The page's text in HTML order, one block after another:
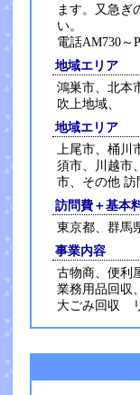
ます。又急ぎ
い。
電話AM730
地域エリア
鴻巣市、北本
吹上地域、
地域エリア
上尾市、桶川
須市、川越市
市、その他 訪
訪問費＋基本
東京都、群馬
事業内容
古物商、便利
業務用品回収
大ごみ回収